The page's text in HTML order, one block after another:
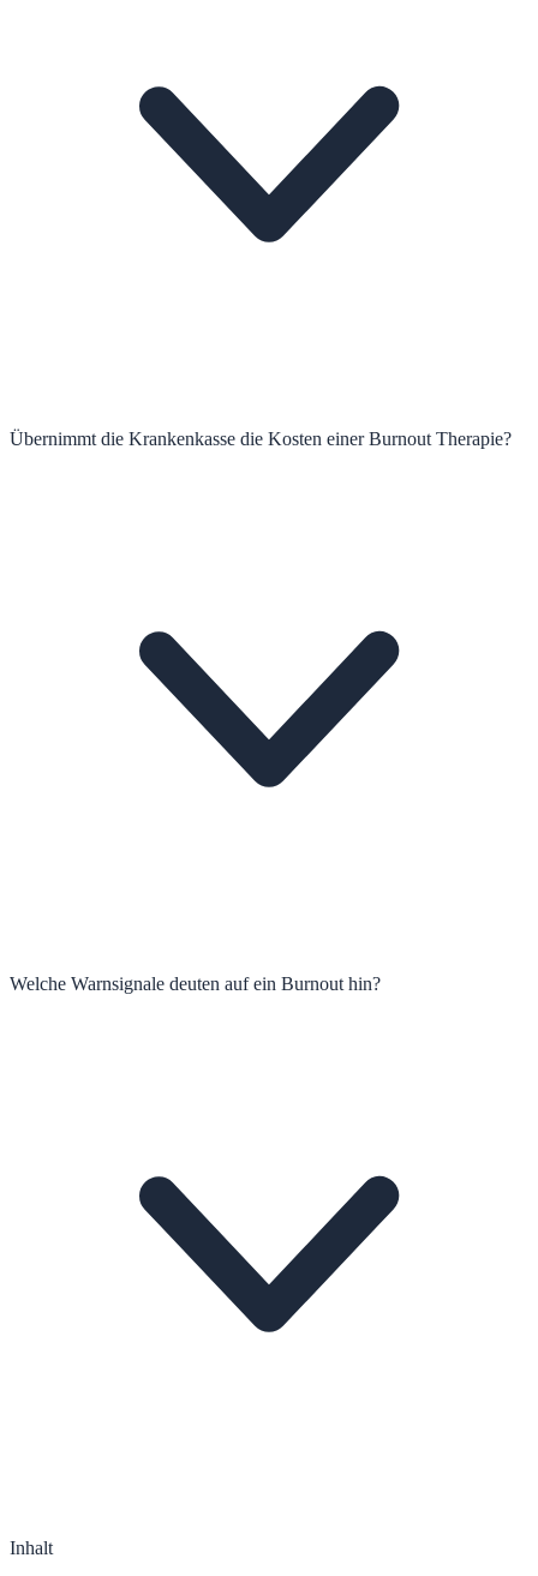
Übernimmt die Krankenkasse die Kosten einer Burnout Therapie?
Welche Warnsignale deuten auf ein Burnout hin?
Inhalt